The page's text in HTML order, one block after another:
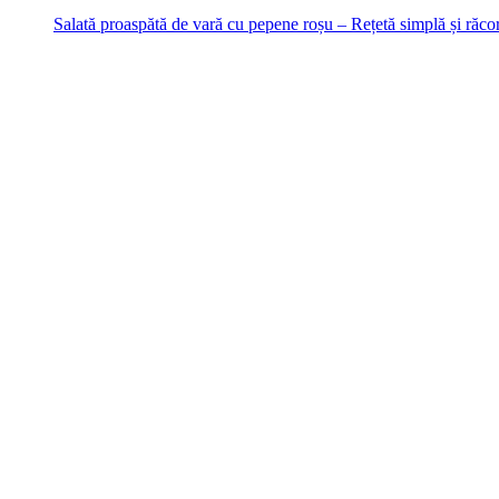
Salată proaspătă de vară cu pepene roșu – Rețetă simplă și